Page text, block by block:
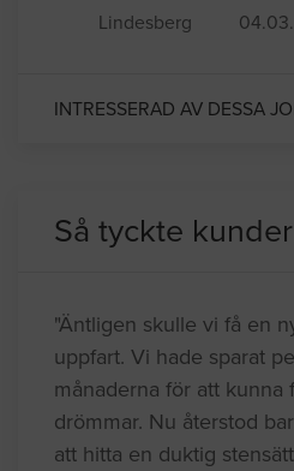
Lindesberg
INTRESSERAD AV DESSA
Så tyckte
"Äntligen skulle vi få en
uppfart. Vi hade sparat
månaderna för att kunna
drömmar. Nu återstod
att hitta en duktig